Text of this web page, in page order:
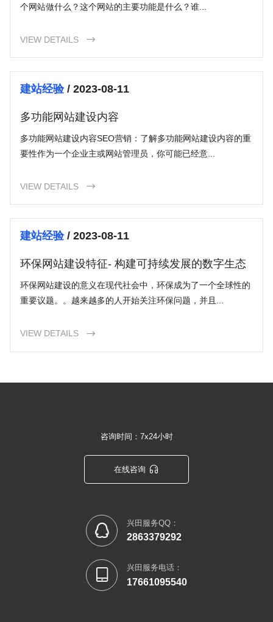
个网站做什么？这个网站的主要功能是什么？谁...
VIEW DETAILS 
建站经验/ 2023-08-11
多功能网站建设内容
多功能网站建设内容SEO营销：了解多功能网站建设内容的重
要性作为一个企业主或网站管理员，你可能已经意...
VIEW DETAILS 
建站经验/ 2023-08-11
环保网站建设特征- 构建可持续发展的数字生态
环保网站建设的意义在现代社会中，环保成为了一个全球性的
重要议题。。越来越多的人开始关注环保问题，并且...
VIEW DETAILS 
咨询时间：7x24小时
在线咨询 
 兴田服务QQ：
2863379292
 兴田服务电话：
17661095540